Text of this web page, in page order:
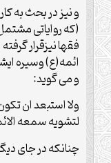
و نیز در بحث به
(که روایاتی
فقها نیزقرار
ائمه(ع) وسیره
و می گوید:
ولا استبعد ان
لتشویه سمعه
چنانکه در جای